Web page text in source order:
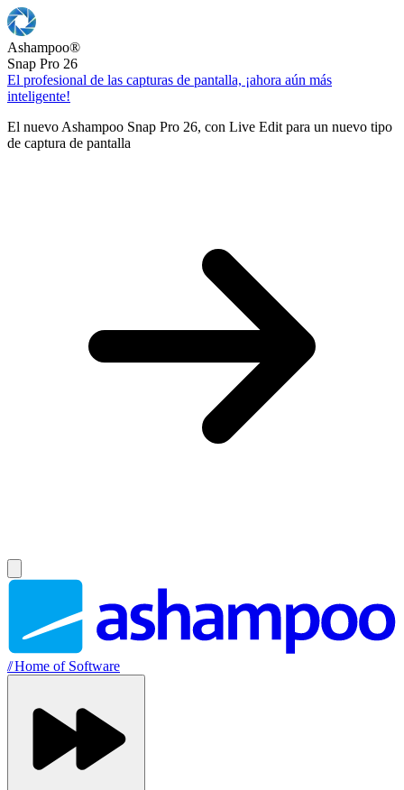
Ashampoo®
Snap Pro 26
El profesional de las capturas de pantalla, ¡ahora aún más
inteligente!
El nuevo Ashampoo Snap Pro 26, con Live Edit para un nuevo tipo
de captura de pantalla
//Home of Software